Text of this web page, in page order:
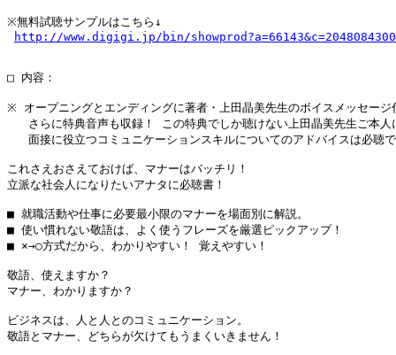
※無料試聴サンプルはこちら↓
http://www.digigi.jp/bin/
□ 内容：
※ オープニングとエンディングに著者・上田晶美先生のボイスメッセージ
さらに特典音声も収録！ この特典でしか聴けない上田晶美先生ご本人
面接に役立つコミュニケーションスキルについてのアドバイスは必聴で
これさえおさえておけば、マナーはバッチリ！
立派な社会人になりたいアナタに必聴書！
■ 就職活動や仕事に必要最小限のマナーを場面別に解説。
■ 使い慣れない敬語は、よく使うフレーズを厳選ピックアップ！
■ ×→○方式だから、わかりやすい！ 覚えやすい！
敬語、使えますか？
マナー、わかりますか？
ビジネスは、人と人とのコミュニケーション。
敬語とマナー、どちらが欠けてもうまくいきません！